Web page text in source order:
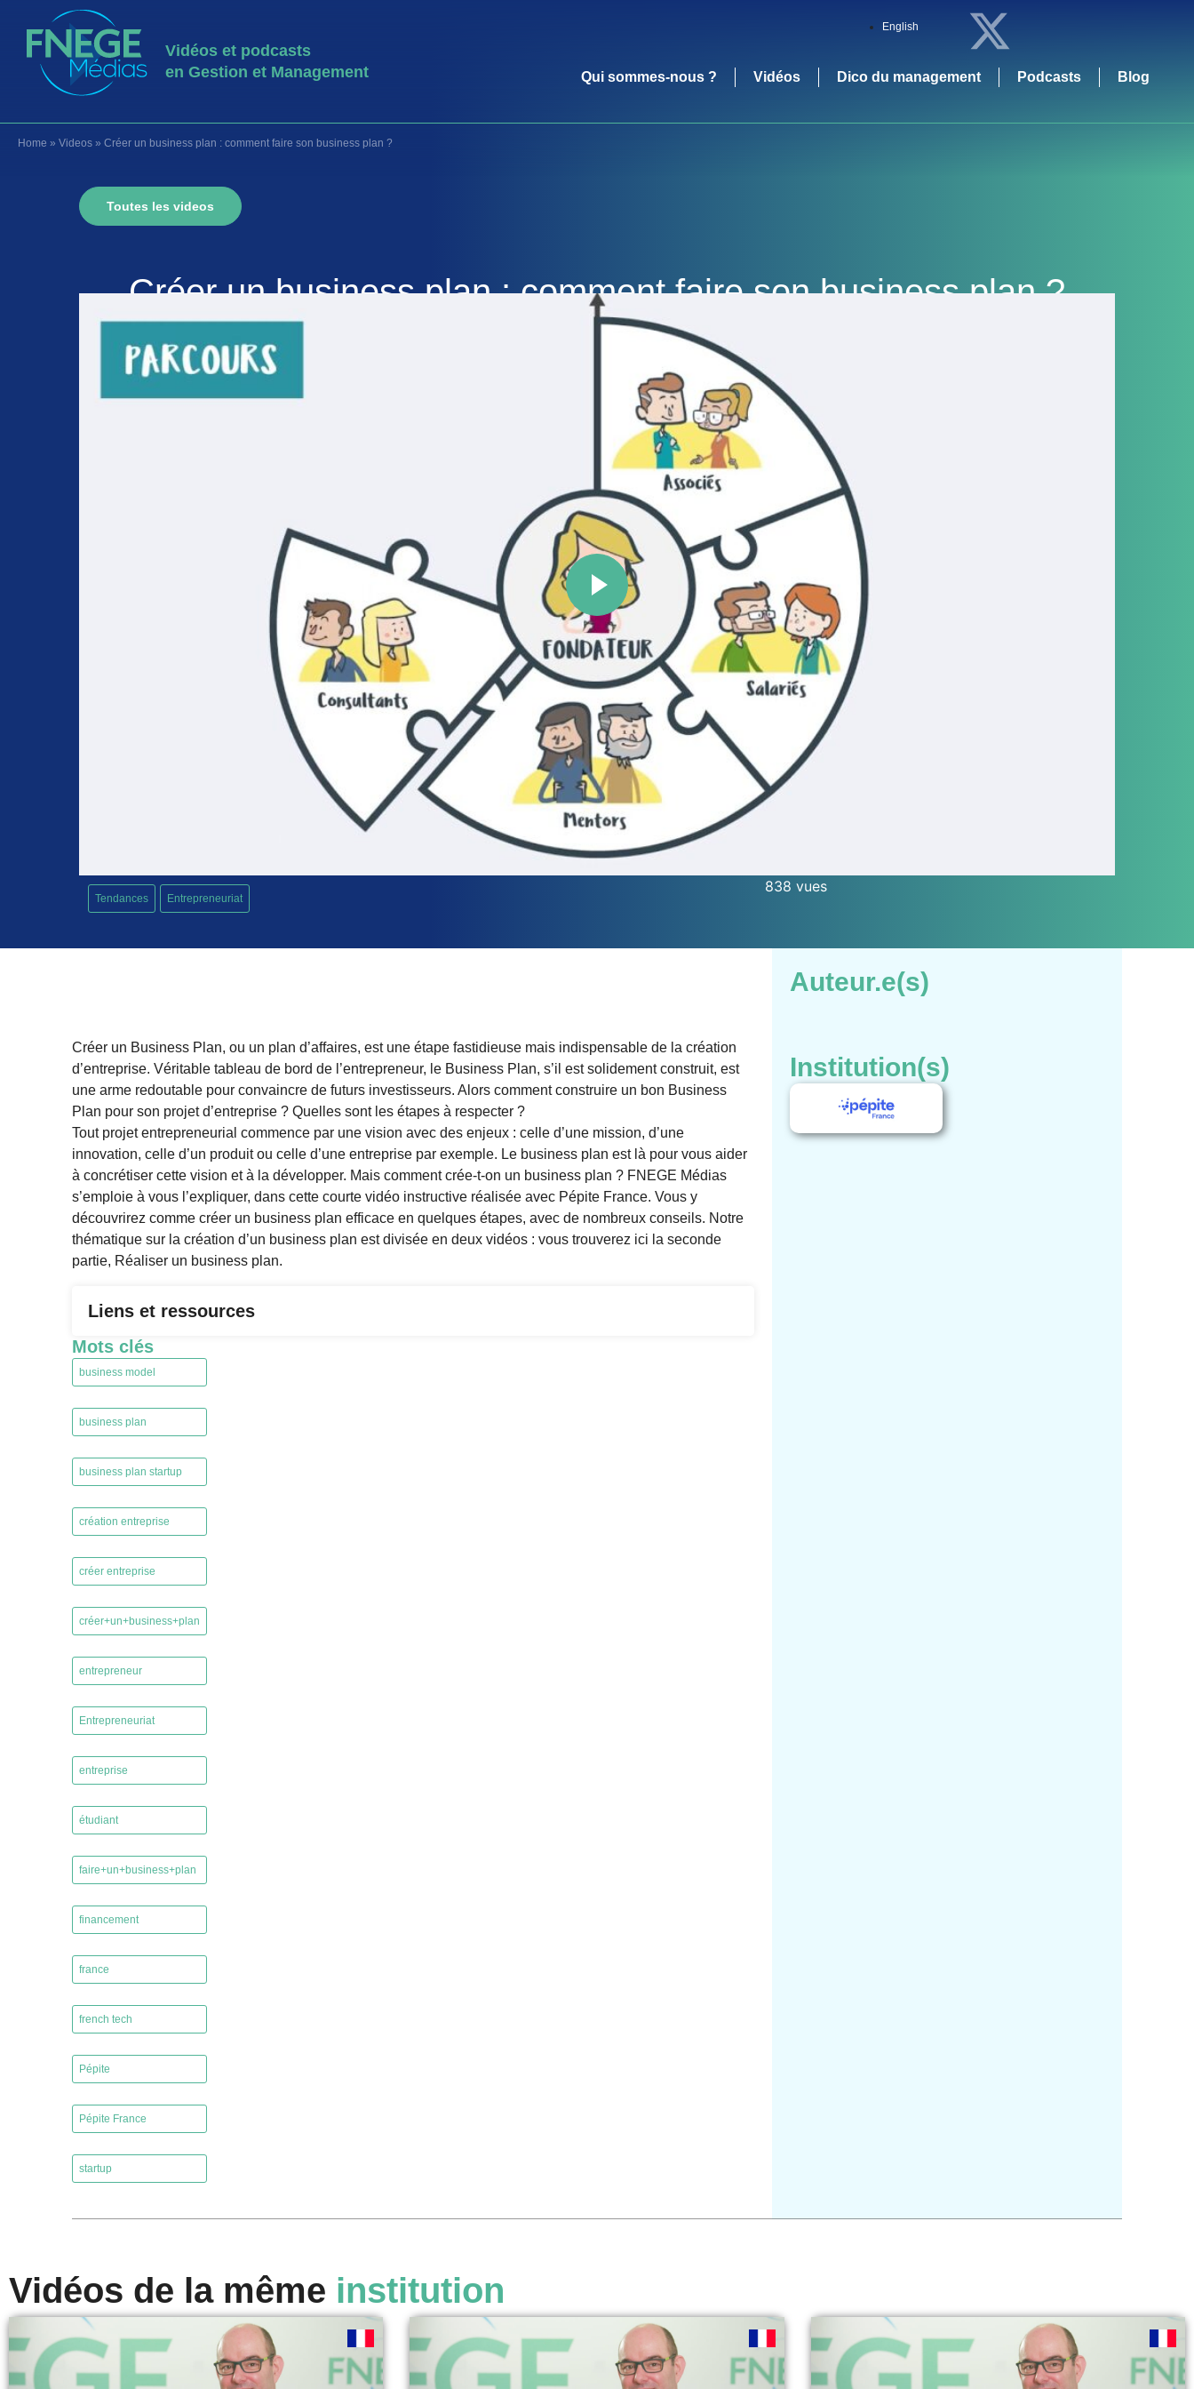
Vidéos et podcasts
en Gestion et Management
English
Qui sommes-nous ? Vidéos Dico du management Podcasts Blog
Home » Videos » Créer un business plan : comment faire son business plan ?
Toutes les videos
Créer un business plan : comment faire son business plan ?
Tendances Entrepreneuriat
838 vues
Créer un Business Plan, ou un plan d’affaires, est une étape fastidieuse mais indispensable de la création
d’entreprise. Véritable tableau de bord de l’entrepreneur, le Business Plan, s’il est solidement construit, est
une arme redoutable pour convaincre de futurs investisseurs. Alors comment construire un bon Business
Plan pour son projet d’entreprise ? Quelles sont les étapes à respecter ?
Tout projet entrepreneurial commence par une vision avec des enjeux : celle d’une mission, d’une
innovation, celle d’un produit ou celle d’une entreprise par exemple. Le business plan est là pour vous aider
à concrétiser cette vision et à la développer. Mais comment crée-t-on un business plan ? FNEGE Médias
s’emploie à vous l’expliquer, dans cette courte vidéo instructive réalisée avec Pépite France. Vous y
découvrirez comme créer un business plan efficace en quelques étapes, avec de nombreux conseils. Notre
thématique sur la création d’un business plan est divisée en deux vidéos : vous trouverez ici la seconde
partie, Réaliser un business plan.
Liens et ressources
Mots clés
business model
business plan
business plan startup
création entreprise
créer entreprise
créer+un+business+plan
entrepreneur
Entrepreneuriat
entreprise
étudiant
faire+un+business+plan
financement
france
french tech
Pépite
Pépite France
startup
Auteur.e(s)
Institution(s)
Vidéos de la même institution